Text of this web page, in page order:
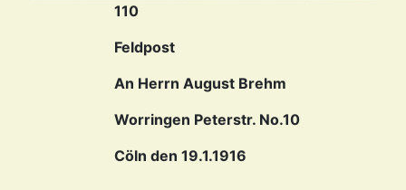
110
Feldpost
An Herrn August Brehm
Worringen Peterstr. No.10
Cöln den 19.1.1916